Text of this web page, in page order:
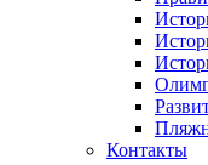
Контакты